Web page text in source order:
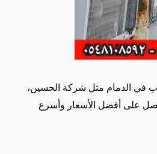
في الدمام مثل شركة الحسين،
على أفضل الأسعار وأسرع